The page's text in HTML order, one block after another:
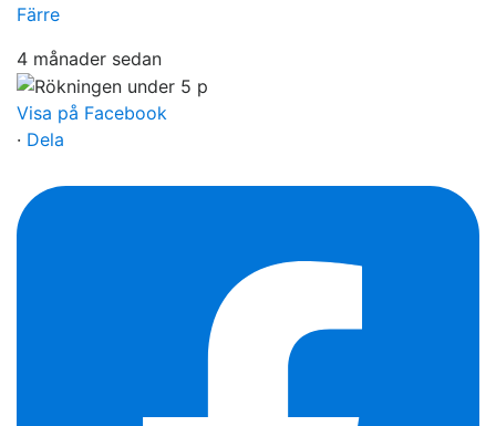
Färre
4 månader sedan
Visa på Facebook
· Dela